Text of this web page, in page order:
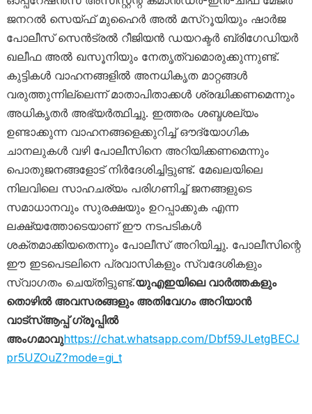
ജനറൽ സെയ്ഫ് മുഹൈർ അൽ മസ്‌റൂയിയും ഷാർജ
പോലീസ് സെൻട്രൽ റീജിയൻ ഡയറക്ടർ ബ്രിഗേഡിയർ
ഖലീഫ അൽ ഖസൂനിയും നേതൃത്വമൊരുക്കുന്നുണ്ട്.
കുട്ടികൾ വാഹനങ്ങളിൽ അനധികൃത മാറ്റങ്ങൾ
വരുത്തുന്നില്ലെന്ന് മാതാപിതാക്കൾ ശ്രദ്ധിക്കണമെന്നും
അധികൃതർ അഭ്യർത്ഥിച്ചു. ഇത്തരം ശബ്ദശല്യം
ഉണ്ടാക്കുന്ന വാഹനങ്ങളെക്കുറിച്ച് ഔദ്യോഗിക
ചാനലുകൾ വഴി പോലീസിനെ അറിയിക്കണമെന്നും
പൊതുജനങ്ങളോട് നിർദേശിച്ചിട്ടുണ്ട്. മേഖലയിലെ
നിലവിലെ സാഹചര്യം പരിഗണിച്ച് ജനങ്ങളുടെ
സമാധാനവും സുരക്ഷയും ഉറപ്പാക്കുക എന്ന
ലക്ഷ്യത്തോടെയാണ് ഈ നടപടികൾ
ശക്തമാക്കിയതെന്നും പോലീസ് അറിയിച്ചു. പോലീസിന്റെ
ഈ ഇടപെടലിനെ പ്രവാസികളും സ്വദേശികളും
സ്വാഗതം ചെയ്തിട്ടുണ്ട്.യുഎഇയിലെ വാർത്തകളും
തൊഴിൽ അവസരങ്ങളും അതിവേഗം അറിയാൻ
വാട്സ്ആപ്പ് ഗ്രൂപ്പിൽ
അംഗമാവുhttps://chat.whatsapp.com/Dbf59JLetgBECJ
pr5UZOuZ?mode=gi_t